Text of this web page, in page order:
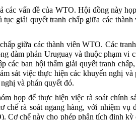
các vấn đề của WTO.Hội đồng này họp
tục giải quyết tranh chấp giữa các thành
chấp giữa các thành viên WTO. Cáctranh
đàm phán Uruguay và thuộc phạm vi
các ban hội thẩm giải quyết tranh chấp,
sát việc thực hiện các khuyến nghị và
nghị và phán quyết đó.
họp để thực hiện việc rà soát chính
chế rà soát ngang hàng,với nhiệm vụ
Cơ chế này cho phép phân tích định kỳ